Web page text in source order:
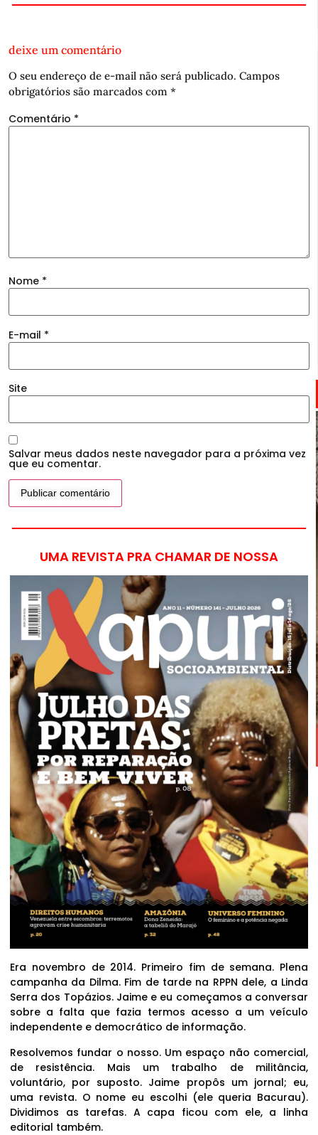
deixe um comentário
O seu endereço de e-mail não será publicado. Campos
obrigatórios são marcados com *
Comentário *
Nome *
E-mail *
Site
Salvar meus dados neste navegador para a próxima vez
que eu comentar.
UMA REVISTA PRA CHAMAR DE NOSSA
Era novembro de 2014. Primeiro fim de semana. Plena
campanha da Dilma. Fim de tarde na RPPN dele, a Linda
Serra dos Topázios. Jaime e eu começamos a conversar
sobre a falta que fazia termos acesso a um veículo
independente e democrático de informação.
Resolvemos fundar o nosso. Um espaço não comercial,
de resistência. Mais um trabalho de militância,
voluntário, por suposto. Jaime propôs um jornal; eu,
uma revista. O nome eu escolhi (ele queria Bacurau).
Dividimos as tarefas. A capa ficou com ele, a linha
editorial também.